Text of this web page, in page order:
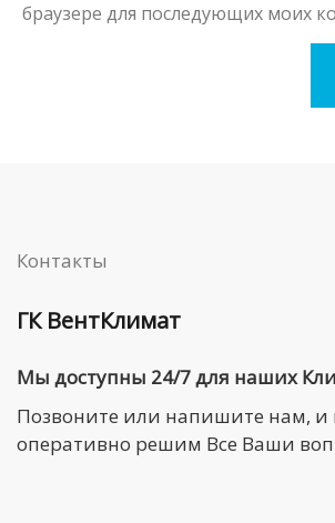
браузере для последующих моих
Контакты
ГК ВентКлимат
Мы доступны 24/7 для наших
Позвоните или напишите нам,
оперативно решим Все Ваши